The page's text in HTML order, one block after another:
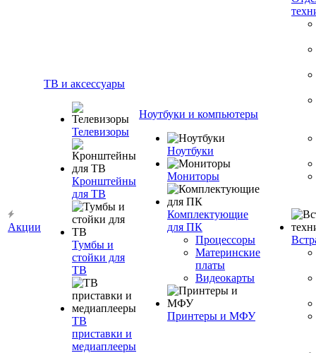
Акции
ТВ и аксессуары
Телевизоры
Кронштейны
для ТВ
Тумбы и
стойки для
ТВ
ТВ
приставки и
медиаплееры
Ноутбуки и компьютеры
Ноутбуки
Мониторы
Комплектующие
для ПК
Процессоры
Материнские
платы
Видеокарты
Принтеры и МФУ